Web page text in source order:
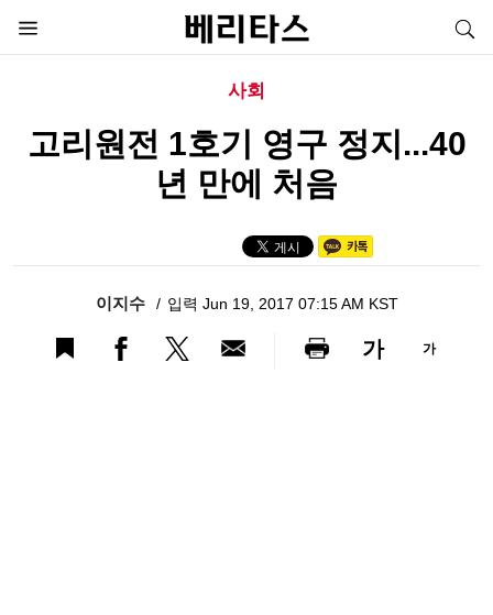
사회
고리원전 1호기 영구 정지...40
년 만에 처음
이지수 입력 Jun 19, 2017 07:15 AM KST
가 가